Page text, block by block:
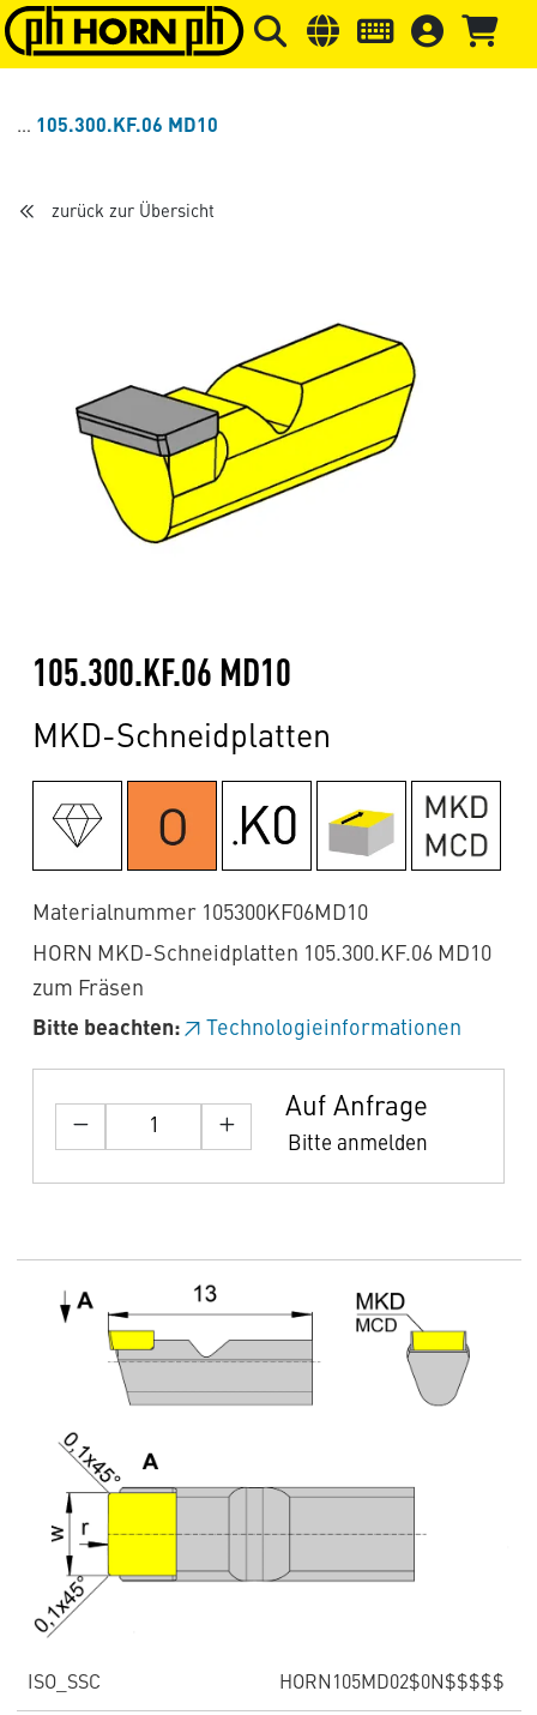
Springe zu Hauptinhalt Springe zum Header Springe
105.300.KF.06 MD10
zurück zur Übersicht
105.300.KF.06 MD10
MKD-Schneidplatten
Materialnummer 105300KF06MD10
HORN MKD-Schneidplatten 105.300.KF.06 MD10
zum Fräsen
Bitte beachten:
Technologieinformationen
Auf Anfrage
Bitte anmelden
ISO_SSC HORN105MD02$0N$$$$$